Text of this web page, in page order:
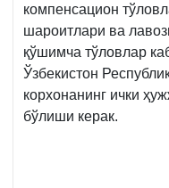
компенсацион
шароитлари ва
қўшимча тўловлар
Ўзбекистон
корхонанинг ички
бўлиши керак.